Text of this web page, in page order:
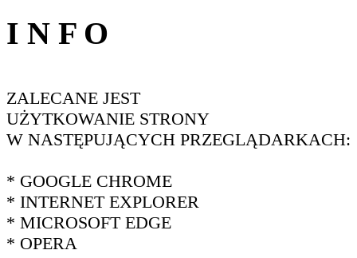
I N F O
ZALECANE JEST
UŻYTKOWANIE STRONY
W NASTĘPUJĄCYCH PRZEGLĄDARKACH:
* GOOGLE CHROME
* INTERNET EXPLORER
* MICROSOFT EDGE
* OPERA